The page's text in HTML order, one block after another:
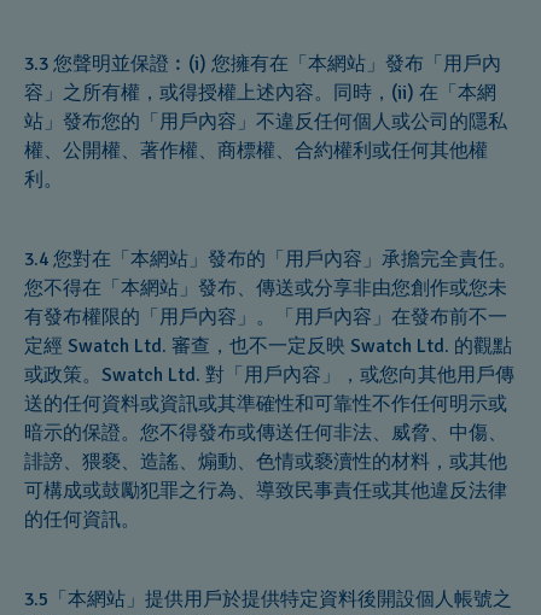
3.3 您聲明並保證︰(i) 您擁有在「本網站」發布「用戶內
容」之所有權，或得授權上述內容。同時，(ii) 在「本網
站」發布您的「用戶內容」不違反任何個人或公司的隱私
權、公開權、著作權、商標權、合約權利或任何其他權
利。
3.4 您對在「本網站」發布的「用戶內容」承擔完全責任。
您不得在「本網站」發布、傳送或分享非由您創作或您未
有發布權限的「用戶內容」。「用戶內容」在發布前不一
定經 Swatch Ltd. 審查，也不一定反映 Swatch Ltd. 的觀點
或政策。Swatch Ltd. 對「用戶內容」，或您向其他用戶傳
送的任何資料或資訊或其準確性和可靠性不作任何明示或
暗示的保證。您不得發布或傳送任何非法、威脅、中傷、
誹謗、猥褻、造謠、煽動、色情或褻瀆性的材料，或其他
可構成或鼓勵犯罪之行為、導致民事責任或其他違反法律
的任何資訊。
3.5「本網站」提供用戶於提供特定資料後開設個人帳號之